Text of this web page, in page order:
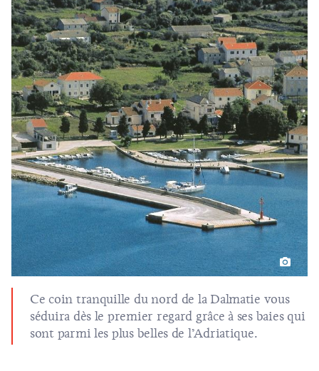
Ce coin tranquille du nord de la Dalmatie vous
séduira dès le premier regard grâce à ses baies qui
sont parmi les plus belles de l’Adriatique.